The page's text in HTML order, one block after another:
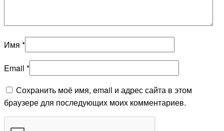
Имя *
Email *
Сохранить моё имя, email и адрес сайта в этом
браузере для последующих моих комментариев.